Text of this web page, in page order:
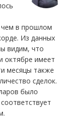
чем в прошлом
Из данных
видим, что
октябре имеет
месяцы также
сделок.
было